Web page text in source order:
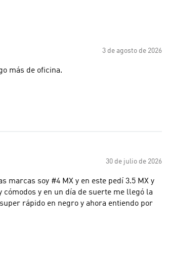
3 de agosto de 2026
más de oficina.
30 de julio de 2026
soy #4 MX y en este pedí 3.5 MX y
y en un día de suerte me llegó la
rápido en negro y ahora entiendo por